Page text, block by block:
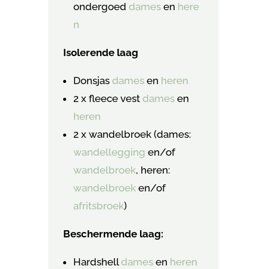
ondergoed dames en here
n
Isolerende laag
Donsjas damesen heren
2 x fleece vest damesen
heren
2 x wandelbroek (dames:
wandellegging en/of
wandelbroek, heren:
wandelbroeken/of
afritsbroek)
Beschermende laag:
Hardshelldames en heren